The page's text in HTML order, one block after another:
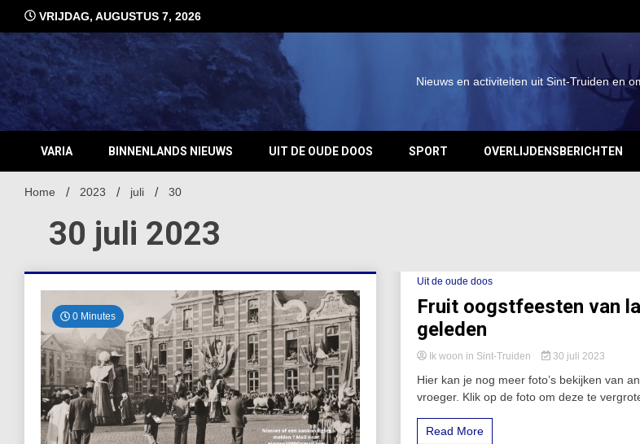
inhoud
VRIJDAG, AUGUSTUS 7, 2026
Nieuws en activiteiten uit Sint-Truiden en
VARIA BINNENLANDS NIEUWS UIT DE OUDE DOOS SPORT OVERLIJDENSBERICHTEN
Home 2023 juli 30
30 juli 2023
0 Minutes
Uit de oude doos
Fruit oogstfeesten van
geleden
Ik woon in Sint-Truiden 30 juli 2023
Hier kan je nog meer foto’s bekijken van
vroeger. Klik op de foto om deze te
Read More